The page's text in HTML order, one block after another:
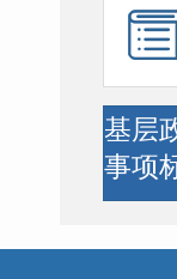
基层
事项